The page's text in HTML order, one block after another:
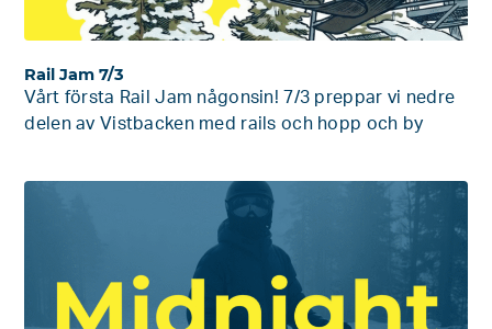
Rail Jam 7/3
Vårt första Rail Jam någonsin! 7/3 preppar vi nedre
delen av Vistbacken med rails och hopp och by